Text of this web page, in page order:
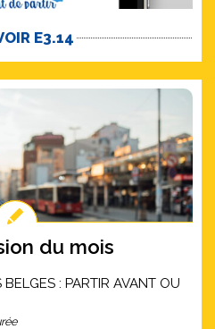
E3.14
du mois
: PARTIR AVANT OU